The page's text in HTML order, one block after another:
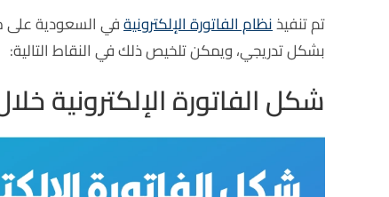
تم تنفيذنظام الفاتورة الإلكترونيةفي السعودية على
بشكل تدريجي، ويمكن تلخيص ذلك في النقاط التالية:
شكل الفاتورة الإلكترونية